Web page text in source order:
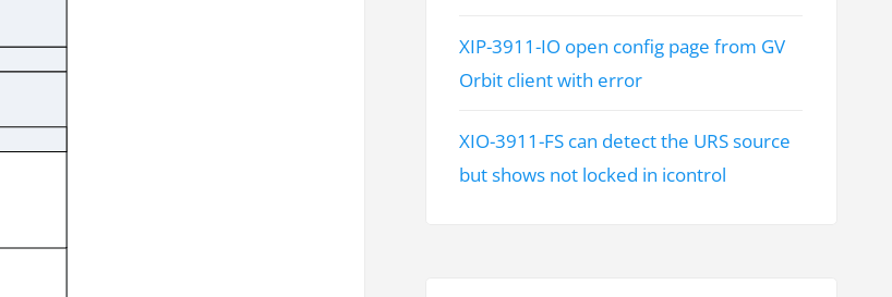
XIP-3911-IO open config page from GV
Orbit client with error
XIO-3911-FS can detect the URS source
but shows not locked in icontrol